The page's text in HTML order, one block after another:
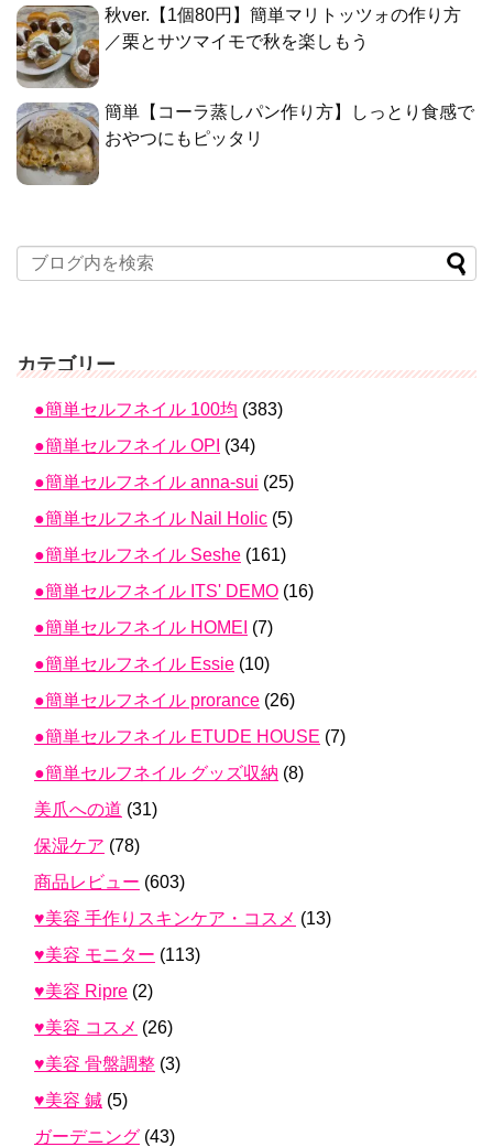
秋ver.【1個80円】簡単マリトッツォの作り方
／栗とサツマイモで秋を楽しもう
簡単【コーラ蒸しパン作り方】しっとり食感で
おやつにもピッタリ
カテゴリー
●簡単セルフネイル 100均 (383)
●簡単セルフネイル OPI (34)
●簡単セルフネイル anna-sui (25)
●簡単セルフネイル Nail Holic (5)
●簡単セルフネイル Seshe (161)
●簡単セルフネイル ITS' DEMO (16)
●簡単セルフネイル HOMEI (7)
●簡単セルフネイル Essie (10)
●簡単セルフネイル prorance (26)
●簡単セルフネイル ETUDE HOUSE (7)
●簡単セルフネイル グッズ収納 (8)
美爪への道 (31)
保湿ケア (78)
商品レビュー (603)
♥美容 手作りスキンケア・コスメ (13)
♥美容 モニター (113)
♥美容 Ripre (2)
♥美容 コスメ (26)
♥美容 骨盤調整 (3)
♥美容 鍼 (5)
ガーデニング (43)